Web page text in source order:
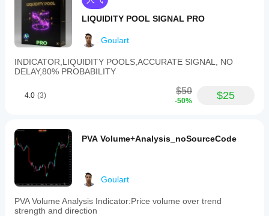
ADX、DI 和成交量值（如果启用）
🛡️ 竞争优势
✅ 关注趋势强度和方向（不仅仅是价格）
✅ 成交量过滤以提高可靠性
✅ 清晰信号，带视觉和声音警报
LIQUIDITY POOL SIGNAL PRO
Goulart
INDICATOR,LIQUIDITY POOLS,ACCURATE SIGNAL, NO
DELAY,80% PROBABILITY
4.0 (3) $50
-50% $25
PVA Volume+Analysis_noSourceCode
Goulart
PVA Volume Analysis Indicator:Price volume over trend
strength and direction